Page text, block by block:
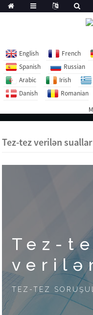
English French
Spanish
Russian
Arabic
Irish
Danish
Romanian
Tez-tez verilən suallar
Tez-
TEZ-TEZ